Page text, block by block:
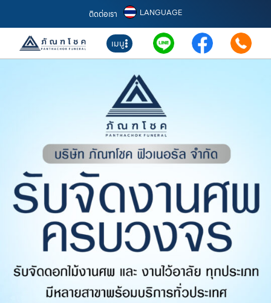
ติดต่อเรา LANGUAGE
เมนู